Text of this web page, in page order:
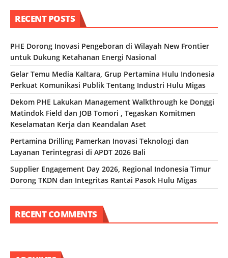
RECENT POSTS
PHE Dorong Inovasi Pengeboran di Wilayah New Frontier
untuk Dukung Ketahanan Energi Nasional
Gelar Temu Media Kaltara, Grup Pertamina Hulu Indonesia
Perkuat Komunikasi Publik Tentang Industri Hulu Migas
Dekom PHE Lakukan Management Walkthrough ke Donggi
Matindok Field dan JOB Tomori , Tegaskan Komitmen
Keselamatan Kerja dan Keandalan Aset
Pertamina Drilling Pamerkan Inovasi Teknologi dan
Layanan Terintegrasi di APDT 2026 Bali
Supplier Engagement Day 2026, Regional Indonesia Timur
Dorong TKDN dan Integritas Rantai Pasok Hulu Migas
RECENT COMMENTS